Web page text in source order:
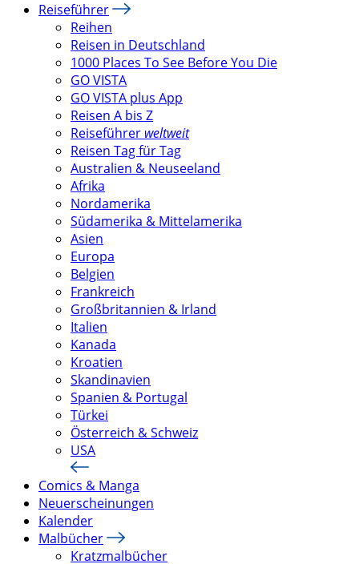
Reiseführer
Reihen
Reisen in Deutschland
1000 Places To See Before You Die
GO VISTA
GO VISTA plus App
Reisen A bis Z
Reiseführer weltweit
Reisen Tag für Tag
Australien & Neuseeland
Afrika
Nordamerika
Südamerika & Mittelamerika
Asien
Europa
Belgien
Frankreich
Großbritannien & Irland
Italien
Kanada
Kroatien
Skandinavien
Spanien & Portugal
Türkei
Österreich & Schweiz
USA
Comics & Manga
Neuerscheinungen
Kalender
Malbücher
Kratzmalbücher